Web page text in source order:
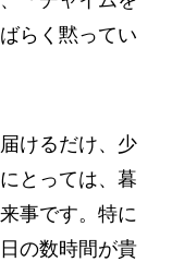
らく黙ってい
けるだけ、少
とっては、暮
事です。特に
の数時間が貴